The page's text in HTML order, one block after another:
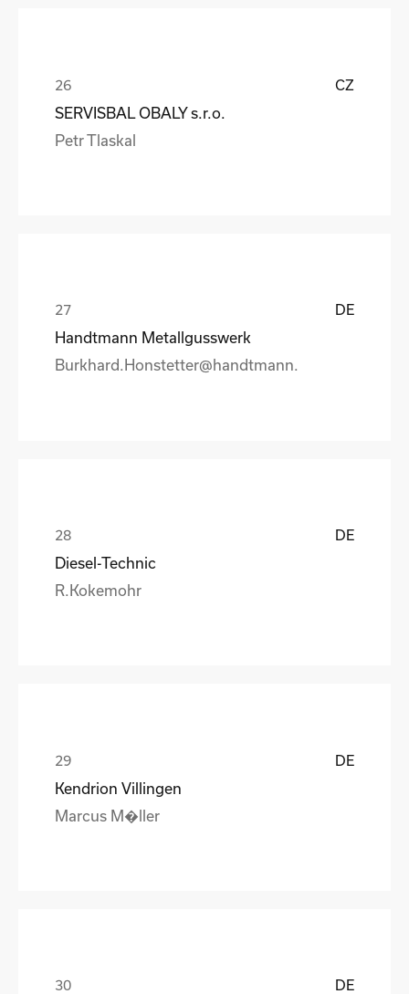
CZ
SERVISBAL OBALY s.r.o.
Petr Tlaskal
DE
Handtmann Metallgusswerk
Burkhard.Honstetter@handtmann.
DE
Diesel-Technic
R.Kokemohr
DE
Kendrion Villingen
Marcus M�ller
DE